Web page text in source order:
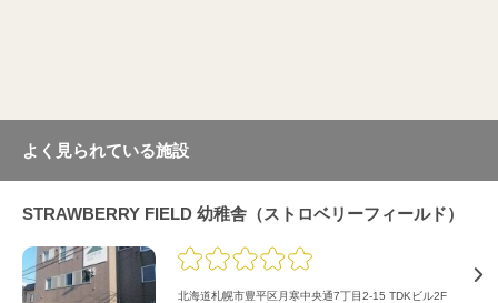
よく見られている施設
STRAWBERRY FIELD 幼稚舎（ストロベリーフィールド）
北海道札幌市豊平区月寒中央通7丁目2-15 TDKビル2F